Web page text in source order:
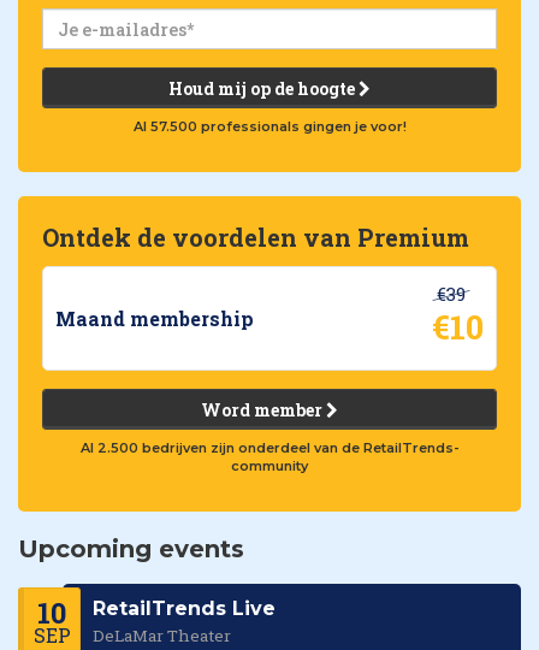
Houd mij op de hoogte
Al 57.500 professionals gingen je voor!
Ontdek de voordelen van Premium
Maand membership
€39
€10
Word member
Al 2.500 bedrijven zijn onderdeel van de RetailTrends-
community
Upcoming events
10
SEP
RetailTrends Live
DeLaMar Theater